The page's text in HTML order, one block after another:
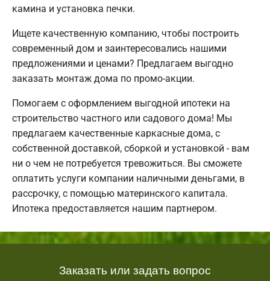
камина и установка печки.
Ищете качественную компанию, чтобы построить
современный дом и заинтересовались нашими
предложениями и ценами? Предлагаем выгодно
заказать монтаж дома по промо-акции.
Помогаем с оформлением выгодной ипотеки на
строительство частного или садового дома! Мы
предлагаем качественные каркасные дома, с
собственной доставкой, сборкой и установкой - вам
ни о чем не потребуется тревожиться. Вы сможете
оплатить услуги компании наличными деньгами, в
рассрочку, с помощью материнского капитала.
Ипотека предоставляется нашим партнером.
Заказать или задать вопрос